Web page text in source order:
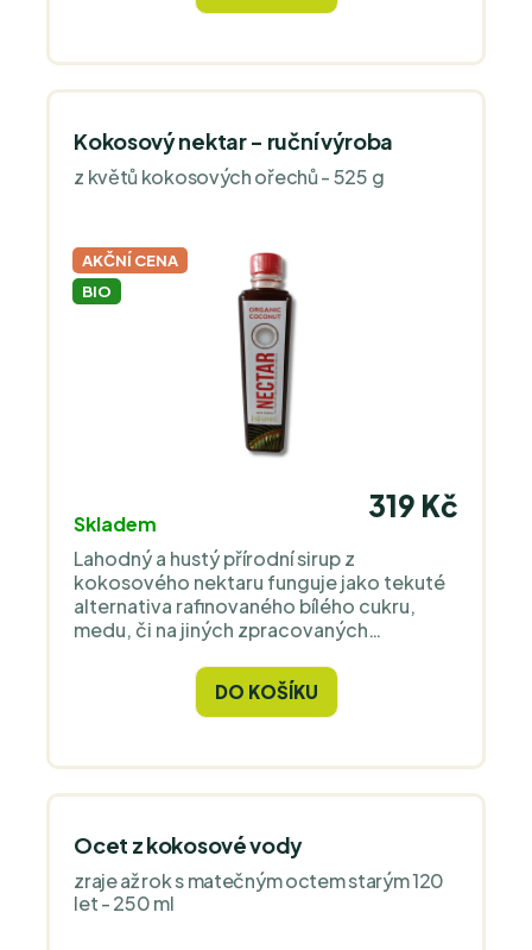
Kokosový nektar - ruční výroba
z květů kokosových ořechů - 525 g
AKČNÍ CENA
BIO
Skladem
319 Kč
Lahodný a hustý přírodní sirup z
kokosového nektaru funguje jako tekuté
alternativa rafinovaného bílého cukru,
medu, či na jiných zpracovaných
DO KOŠÍKU
Ocet z kokosové vody
zraje až rok s matečným octem starým 120
let - 250 ml